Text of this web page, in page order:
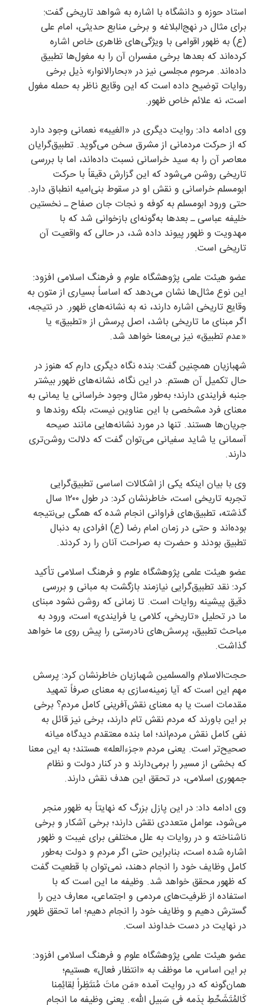
استاد حوزه و دانشگاه با اشاره به شواهد تاریخی گفت:
برای مثال در نهج‌البلاغه و برخی منابع حدیثی، امام علی
(ع) به ظهور اقوامی با ویژگی‌های ظاهری خاص اشاره
کرده‌اند که بعد‌ها برخی مفسران آن را به مغول‌ها تطبیق
داده‌اند. مرحوم مجلسی نیز در «بحارالانوار» ذیل برخی
روایات توضیح داده است که این وقایع ناظر به حمله مغول
است، نه علائم خاص ظهور.
وی ادامه داد: روایت دیگری در «الغیبه» نعمانی وجود دارد
که از حرکت مردمانی از مشرق سخن می‌گوید. تطبیق‌گرایان
معاصر آن را به سید خراسانی نسبت داده‌اند، اما با بررسی
تاریخی روشن می‌شود که این گزارش دقیقاً با حرکت
ابومسلم خراسانی و نقش او در سقوط بنی‌امیه انطباق دارد.
حتی ورود ابومسلم به کوفه و نجات جان صفاح ـ نخستین
خلیفه عباسی ـ بعد‌ها به‌گونه‌ای بازخوانی شد که با
مهدویت و ظهور پیوند داده شد، در حالی که واقعیت آن
تاریخی است.
عضو هیئت علمی پژوهشگاه علوم و فرهنگ اسلامی افزود:
این نوع مثال‌ها نشان می‌دهد که اساساً بسیاری از متون به
وقایع تاریخی اشاره دارند، نه به نشانه‌های ظهور. در نتیجه،
اگر مبنای ما تاریخی باشد، اصل پرسش از «تطبیق» یا
«عدم تطبیق» نیز بی‌معنا خواهد شد.
شهبازیان همچنین گفت: بنده نگاه دیگری دارم که هنوز در
حال تکمیل آن هستم. در این نگاه، نشانه‌های ظهور بیشتر
جنبه فرایندی دارند؛ به‌طور مثال وجود خراسانی یا یمانی به
معنای فرد مشخصی با این عناوین نیست، بلکه روند‌ها و
جریان‌ها هستند. تنها در مورد نشانه‌هایی مانند صیحه
آسمانی یا شاید سفیانی می‌توان گفت که دلالت روشن‌تری
دارند.
وی با بیان اینکه یکی از اشکالات اساسی تطبیق‌گرایی
تجربه تاریخی است، خاطرنشان کرد: در طول ۱۲۰۰ سال
گذشته، تطبیق‌های فراوانی انجام شده که همگی بی‌نتیجه
بوده‌اند و حتی در زمان امام رضا (ع) افرادی به دنبال
تطبیق بودند و حضرت به صراحت آنان را رد کردند.
عضو هیئت علمی پژوهشگاه علوم و فرهنگ اسلامی تأکید
کرد: نقد تطبیق‌گرایی نیازمند بازگشت به مبانی و بررسی
دقیق پیشینه روایات است. تا زمانی که روشن نشود مبنای
ما در تحلیل «تاریخی، کلامی یا فرایندی» است، ورود به
مباحث تطبیق، پرسش‌های نادرستی را پیش روی ما خواهد
گذاشت.
حجت‌الاسلام والمسلمین شهبازیان خاطرنشان کرد: پرسش
مهم این است که آیا زمینه‌سازی به معنای صرفاً تمهید
مقدمات است یا به معنای نقش‌آفرینی کامل مردم؟ برخی
بر این باورند که مردم نقش تام دارند، برخی نیز قائل به
نفی کامل نقش مردم‌اند؛ اما بنده معتقدم دیدگاه میانه
صحیح‌تر است. یعنی مردم «جزءالعله» هستند؛ به این معنا
که بخشی از مسیر را برمی‌دارند و در کنار دولت و نظام
جمهوری اسلامی، در تحقق این هدف نقش دارند.
وی ادامه داد: در این پازل بزرگ که نهایتاً به ظهور منجر
می‌شود، عوامل متعددی نقش دارند؛ برخی آشکار و برخی
ناشناخته و در روایات به علل مختلفی برای غیبت و ظهور
اشاره شده است، بنابراین حتی اگر مردم و دولت به‌طور
کامل وظایف خود را انجام دهند، نمی‌توان با قطعیت گفت
که ظهور محقق خواهد شد. وظیفه ما این است که با
استفاده از ظرفیت‌های مردمی و اجتماعی، معارف دین را
گسترش دهیم و وظایف خود را انجام دهیم؛ اما تحقق ظهور
در نهایت در دست خداوند است.
عضو هیئت علمی پژوهشگاه علوم و فرهنگ اسلامی افزود:
بر این اساس، ما موظف به «انتظار فعال» هستیم؛
همان‌گونه که در روایت آمده «مَن ماتَ مُنتَظِراً لِقائِمِنا
کَالمُتَشَحِّطِ بِدَمه فی سَبیلِ الله». یعنی وظیفه ما انجام